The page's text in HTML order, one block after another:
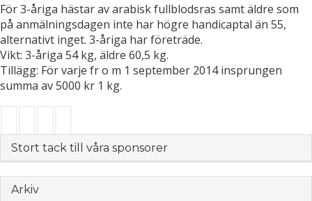
För 3-åriga hästar av arabisk fullblodsras samt äldre som
på anmälningsdagen inte har högre handicaptal än 55,
alternativt inget. 3-åriga har företräde.
Vikt: 3-åriga 54 kg, äldre 60,5 kg.
Tillägg: För varje fr o m 1 september 2014 insprungen
summa av 5000 kr 1 kg.
Stort tack till våra sponsorer
Arkiv